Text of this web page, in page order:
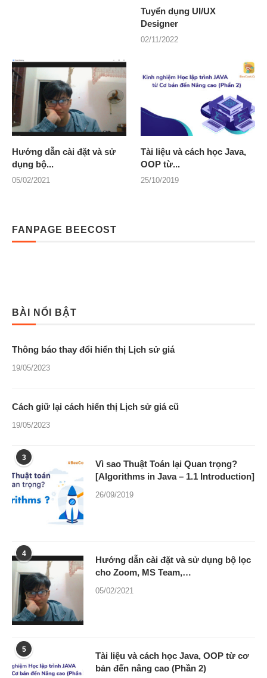
Tuyển dụng UI/UX
Designer
02/11/2022
Hướng dẫn cài đặt và sử
dụng bộ...
05/02/2021
Tài liệu và cách học Java,
OOP từ...
25/10/2019
FANPAGE BEECOST
BÀI NỔI BẬT
Thông báo thay đổi hiển thị Lịch sử giá
19/05/2023
Cách giữ lại cách hiển thị Lịch sử giá cũ
19/05/2023
3
Vì sao Thuật Toán lại Quan trọng?
[Algorithms in Java – 1.1 Introduction]
26/09/2019
4
Hướng dẫn cài đặt và sử dụng bộ lọc
cho Zoom, MS Team,…
05/02/2021
5
Tài liệu và cách học Java, OOP từ cơ
bản đến nâng cao (Phần 2)